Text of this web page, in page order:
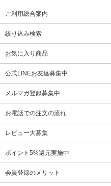
ご利用総合案内
絞り込み検索
お気に入り商品
公式LINEお友達募集中
メルマガ登録募集中
お電話での注文の流れ
レビュー大募集
ポイント5%還元実施中
会員登録のメリット